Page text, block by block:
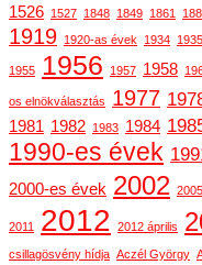
1526 1527 1848 1849 1861
1919 1920-as évek 1934 1935
1955 1956 1957 1958
os elnökválasztás 1977
1981 1982 1983 1984
1990-es évek
2000-es évek 2002 2005
2011 2012 2012 április
csillagösvény hídja Aczél György